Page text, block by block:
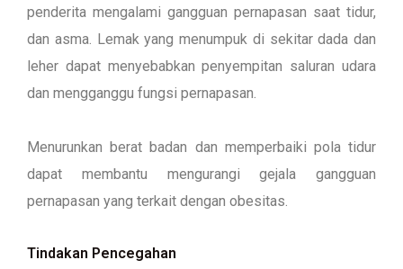
penderita mengalami gangguan pernapasan saat tidur,
dan asma. Lemak yang menumpuk di sekitar dada dan
leher dapat menyebabkan penyempitan saluran udara
dan mengganggu fungsi pernapasan.
Menurunkan berat badan dan memperbaiki pola tidur
dapat membantu mengurangi gejala gangguan
pernapasan yang terkait dengan obesitas.
Tindakan Pencegahan